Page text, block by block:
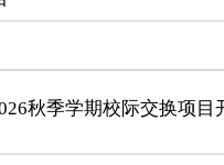
秋季学期校际交换项目